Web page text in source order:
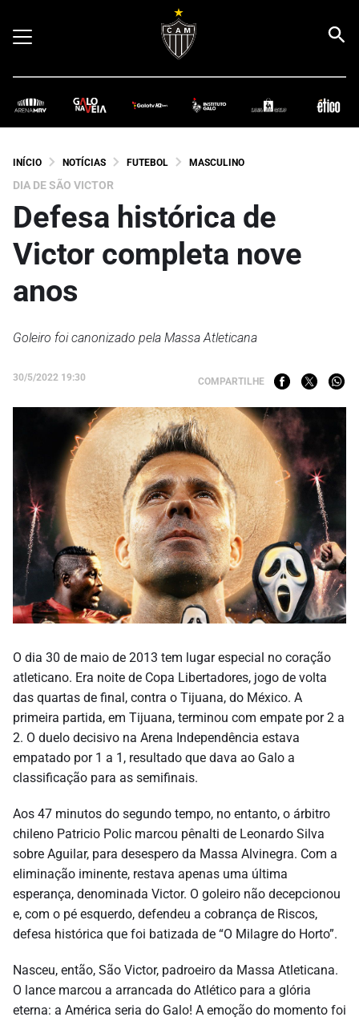
INÍCIO NOTÍCIAS FUTEBOL MASCULINO
DIA DE SÃO VICTOR
Defesa histórica de
Victor completa nove
anos
Goleiro foi canonizado pela Massa Atleticana
30/5/2022 19:30 COMPARTILHE
O dia 30 de maio de 2013 tem lugar especial no coração
atleticano. Era noite de Copa Libertadores, jogo de volta
das quartas de final, contra o Tijuana, do México. A
primeira partida, em Tijuana, terminou com empate por 2 a
2. O duelo decisivo na Arena Independência estava
empatado por 1 a 1, resultado que dava ao Galo a
classificação para as semifinais.
Aos 47 minutos do segundo tempo, no entanto, o árbitro
chileno Patricio Polic marcou pênalti de Leonardo Silva
sobre Aguilar, para desespero da Massa Alvinegra. Com a
eliminação iminente, restava apenas uma última
esperança, denominada Victor. O goleiro não decepcionou
e, com o pé esquerdo, defendeu a cobrança de Riscos,
defesa histórica que foi batizada de “O Milagre do Horto”.
Nasceu, então, São Victor, padroeiro da Massa Atleticana.
O lance marcou a arrancada do Atlético para a glória
eterna: a América seria do Galo! A emoção do momento foi